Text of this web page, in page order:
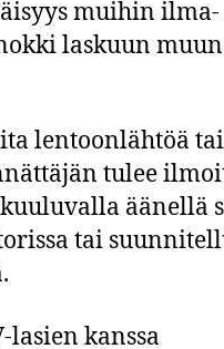
muihin ilma-
laskuun muun
lentoonlähtöä tai
tulee
äänellä
tai
lasien kanssa